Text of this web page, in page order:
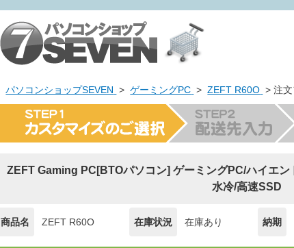
パソコンショップSEVEN >ゲーミングPC >ZEFT R60O > 注
ZEFT Gaming PC[BTOパソコン] ゲーミングPC/ハイエ
水冷/高速SSD
商品名 ZEFT R60O 在庫状況 在庫あり 納期